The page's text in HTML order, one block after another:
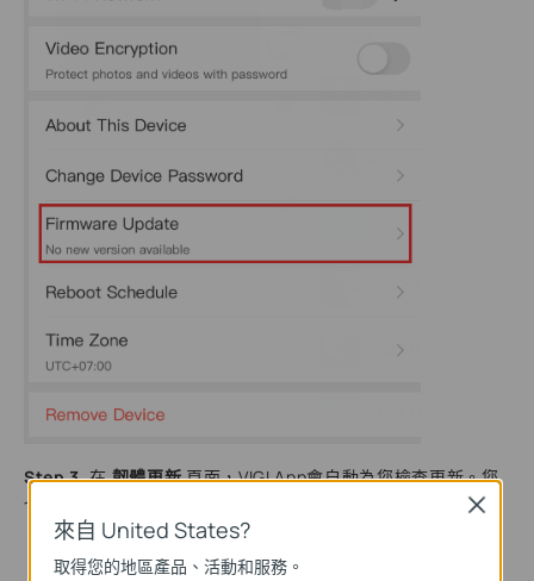
Step 3.在韌體更新頁面，VIGI App會自動為您檢查更新。您
也可以點擊
來自 United States?
取得您的地區產品、活動和服務。
Close